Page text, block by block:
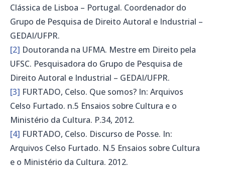
Clássica de Lisboa – Portugal. Coordenador do
Grupo de Pesquisa de Direito Autoral e Industrial –
GEDAI/UFPR.
[2] Doutoranda na UFMA. Mestre em Direito pela
UFSC. Pesquisadora do Grupo de Pesquisa de
Direito Autoral e Industrial – GEDAI/UFPR.
[3] FURTADO, Celso. Que somos? In: Arquivos
Celso Furtado. n.5 Ensaios sobre Cultura e o
Ministério da Cultura. P.34, 2012.
[4] FURTADO, Celso. Discurso de Posse. In:
Arquivos Celso Furtado. N.5 Ensaios sobre Cultura
e o Ministério da Cultura. 2012.